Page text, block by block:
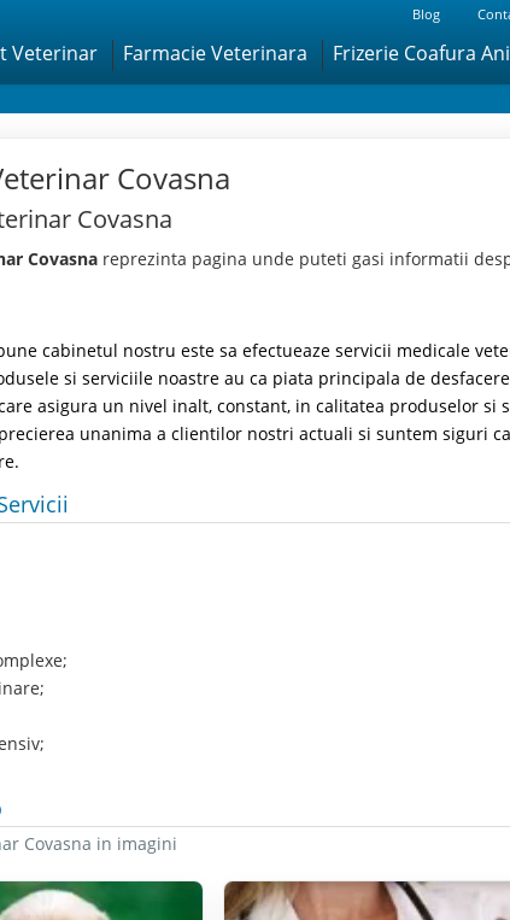
Blog
Veterinar Farmacie Veterinara Frizerie Coafura
Covasna
Covasna
Covasna reprezinta pagina unde puteti gasi informatii
cabinetul nostru este sa efectueaze servicii medicale
si serviciile noastre au ca piata principala de
asigura un nivel inalt, constant, in calitatea produselor
unanima a clientilor nostri actuali si suntem siguri
Covasna in imagini